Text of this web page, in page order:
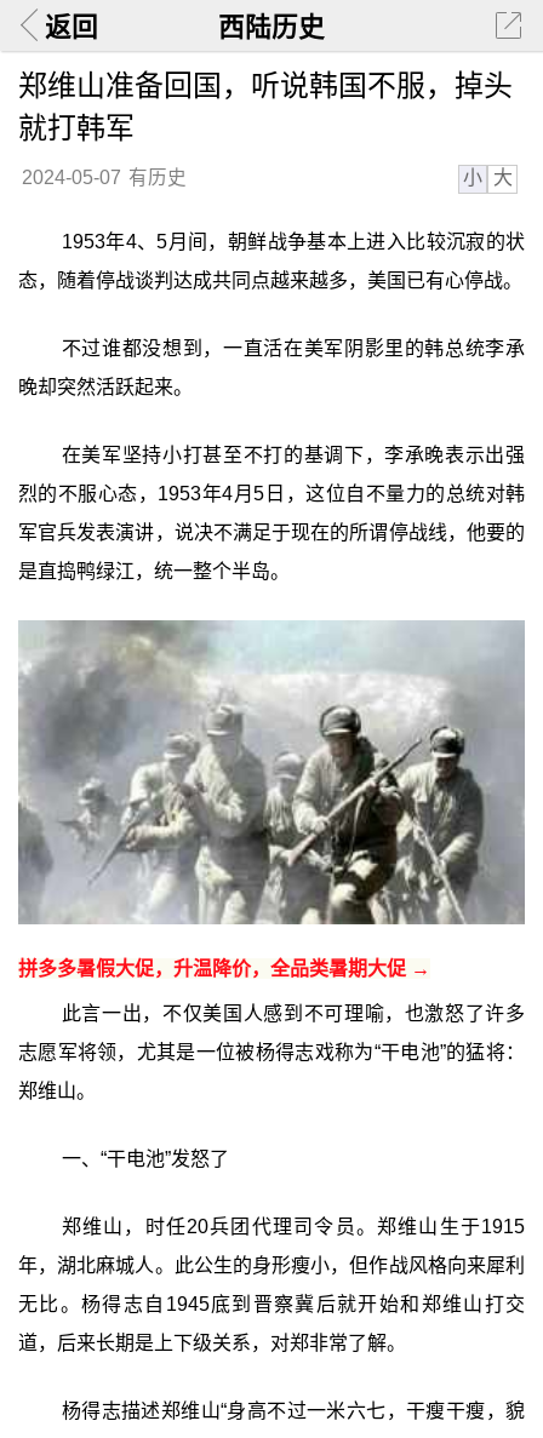
返回 西陆历史
郑维山准备回国，听说韩国不服，掉头
就打韩军
2024-05-07 有历史 小 大
1953年4、5月间，朝鲜战争基本上进入比较沉寂的状
态，随着停战谈判达成共同点越来越多，美国已有心停战。
不过谁都没想到，一直活在美军阴影里的韩总统李承
晚却突然活跃起来。
在美军坚持小打甚至不打的基调下，李承晚表示出强
烈的不服心态，1953年4月5日，这位自不量力的总统对韩
军官兵发表演讲，说决不满足于现在的所谓停战线，他要的
是直捣鸭绿江，统一整个半岛。
拼多多暑假大促，升温降价，全品类暑期大促 →
此言一出，不仅美国人感到不可理喻，也激怒了许多
志愿军将领，尤其是一位被杨得志戏称为“干电池”的猛将：
郑维山。
一、“干电池”发怒了
郑维山，时任20兵团代理司令员。郑维山生于1915
年，湖北麻城人。此公生的身形瘦小，但作战风格向来犀利
无比。杨得志自1945底到晋察冀后就开始和郑维山打交
道，后来长期是上下级关系，对郑非常了解。
杨得志描述郑维山“身高不过一米六七，干瘦干瘦，貌